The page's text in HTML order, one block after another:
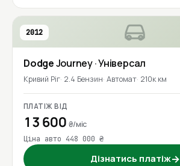
2012
DodgeJourney· Універсал
Кривий Ріг 2.4 Бензин Автомат 210к км
ПЛАТІЖ ВІД
13 600 ₴/міс
Ціна авто 448 000 ₴
Дізнатись платіж→